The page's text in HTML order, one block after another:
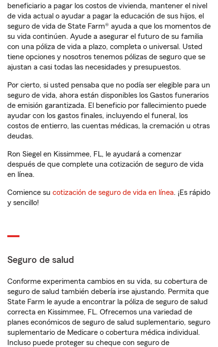
beneficiario a pagar los costos de vivienda, mantener el nivel
de vida actual o ayudar a pagar la educación de sus hijos, el
seguro de vida de State Farm® ayuda a que los momentos de
su vida continúen. Ayude a asegurar el futuro de su familia
con una póliza de vida a plazo, completa o universal. Usted
tiene opciones y nosotros tenemos pólizas de seguro que se
ajustan a casi todas las necesidades y presupuestos.
Por cierto, si usted pensaba que no podía ser elegible para un
seguro de vida, ahora están disponibles los Gastos funerarios
de emisión garantizada. El beneficio por fallecimiento puede
ayudar con los gastos finales, incluyendo el funeral, los
costos de entierro, las cuentas médicas, la cremación u otras
deudas.
Ron Siegel en Kissimmee, FL, le ayudará a comenzar
después de que complete una cotización de seguro de vida
en línea.
Comience su cotización de seguro de vida en línea. ¡Es rápido
y sencillo!
Seguro de salud
Conforme experimenta cambios en su vida, su cobertura de
seguro de salud también debería irse ajustando. Permita que
State Farm le ayude a encontrar la póliza de seguro de salud
correcta en Kissimmee, FL. Ofrecemos una variedad de
planes económicos de seguro de salud suplementario, seguro
suplementario de Medicare o cobertura médica individual.
Incluso puede proteger su cheque con seguro de